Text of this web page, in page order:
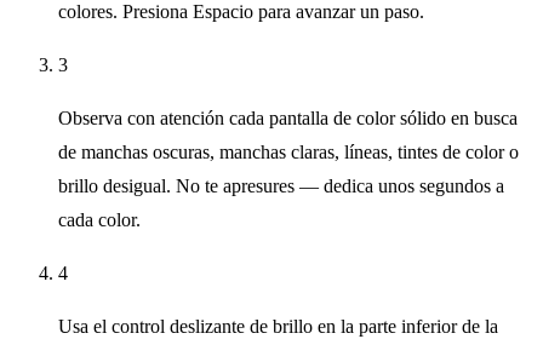
colores. Presiona Espacio para avanzar un paso.
3
Observa con atención cada pantalla de color sólido en busca
de manchas oscuras, manchas claras, líneas, tintes de color o
brillo desigual. No te apresures — dedica unos segundos a
cada color.
4
Usa el control deslizante de brillo en la parte inferior de la